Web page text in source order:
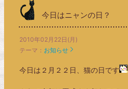
今日はニャンの日？
2010年02月22日(月)
テーマ： お知らせ
今日は２月２２日、猫の日です